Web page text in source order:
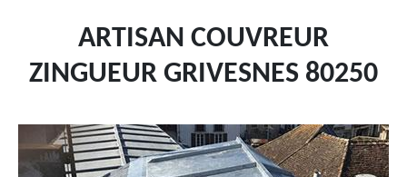
ARTISAN COUVREUR
ZINGUEUR GRIVESNES 80250